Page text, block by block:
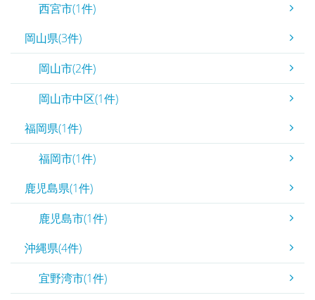
西宮市(1件)
岡山県(3件)
岡山市(2件)
岡山市中区(1件)
福岡県(1件)
福岡市(1件)
鹿児島県(1件)
鹿児島市(1件)
沖縄県(4件)
宜野湾市(1件)